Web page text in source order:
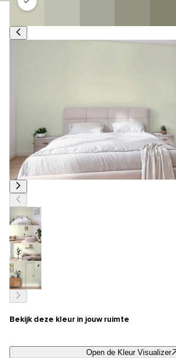
Bekijk deze kleur in jouw ruimte
Open de Kleur Visualizer